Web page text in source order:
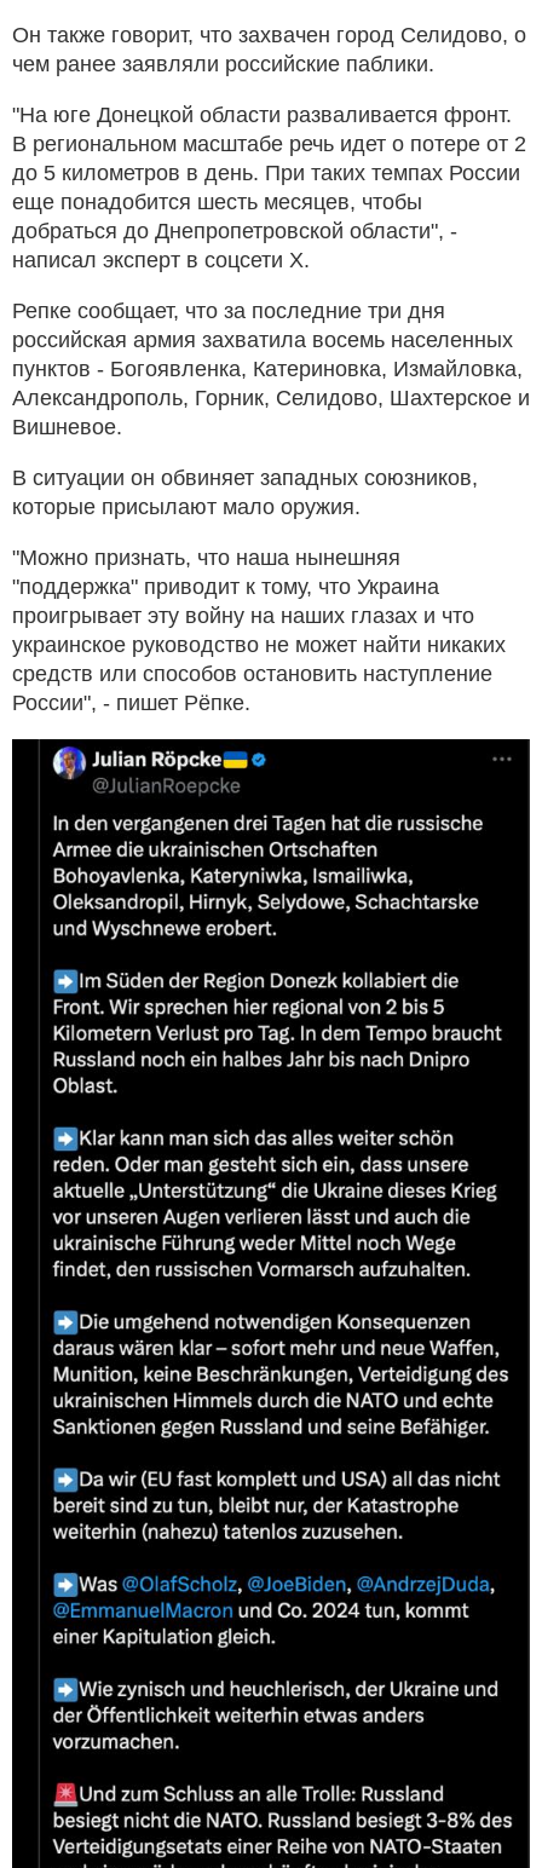
Он также говорит, что захвачен город Селидово, о
чем ранее заявляли российские паблики.
"На юге Донецкой области разваливается фронт.
В региональном масштабе речь идет о потере от 2
до 5 километров в день. При таких темпах России
еще понадобится шесть месяцев, чтобы
добраться до Днепропетровской области", -
написал эксперт в соцсети Х.
Репке сообщает, что за последние три дня
российская армия захватила восемь населенных
пунктов - Богоявленка, Катериновка, Измайловка,
Александрополь, Горник, Селидово, Шахтерское и
Вишневое.
В ситуации он обвиняет западных союзников,
которые присылают мало оружия.
"Можно признать, что наша нынешняя
"поддержка" приводит к тому, что Украина
проигрывает эту войну на наших глазах и что
украинское руководство не может найти никаких
средств или способов остановить наступление
России", - пишет Рёпке.